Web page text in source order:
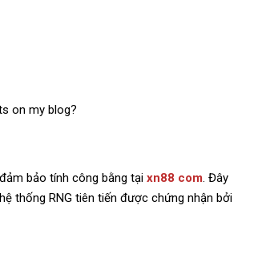
on my blog?
bảo tính công bằng tại xn88 com. Đây
thống RNG tiên tiến được chứng nhận bởi